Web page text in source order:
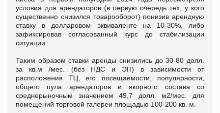
условия для арендаторов (в первую очередь тех, у кого
существенно снизился товарооборот) понизив арендную
ставку в долларовом эквиваленте на 10-30%, либо
зафиксировав согласованный курс до стабилизации
ситуации.
Таким образом ставки аренды снизились до 30-80 долл.
за кв.м /мес. (без НДС и ЭП) в зависимости от
расположения ТЦ, его посещаемости, популярности,
общего пула арендаторов и якорного состава со
среднерыночным значением 49,7 долл. м2/мес. для
помещений торговой галереи площадью 100-200 кв. м.